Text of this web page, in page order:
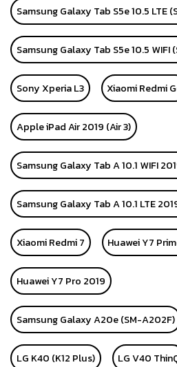
Samsung Galaxy Tab S5e 10.5 LTE
Samsung Galaxy Tab S5e 10.5 WIFI
Sony Xperia L3 Xiaomi Redmi
Apple iPad Air 2019 (Air 3)
Samsung Galaxy Tab A 10.1 WIFI
Samsung Galaxy Tab A 10.1 LTE
Xiaomi Redmi 7 Huawei Y7
Huawei Y7 Pro 2019
Samsung Galaxy A20e (SM-A202F)
LG K40 (K12 Plus) LG V40